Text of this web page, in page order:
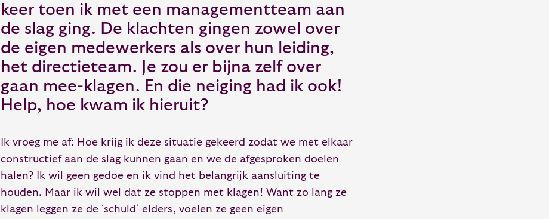
keer toen ik met een managementteam aan
de slag ging. De klachten gingen zowel over
de eigen medewerkers als over hun leiding,
het directieteam. Je zou er bijna zelf over
gaan mee-klagen. En die neiging had ik ook!
Help, hoe kwam ik hieruit?
Ik vroeg me af: Hoe krijg ik deze situatie gekeerd zodat we met elkaar
constructief aan de slag kunnen gaan en we de afgesproken doelen
halen? Ik wil geen gedoe en ik vind het belangrijk aansluiting te
houden. Maar ik wil wel dat ze stoppen met klagen! Want zo lang ze
klagen leggen ze de ‘schuld’ elders, voelen ze geen eigen